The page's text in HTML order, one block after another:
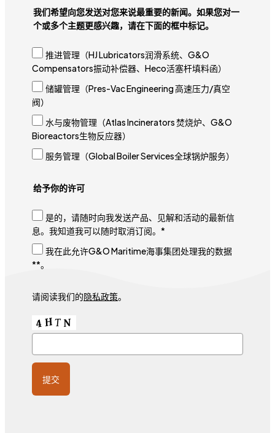
我们希望向您发送对您来说最重要的新闻。如果您对一
个或多个主题更感兴趣，请在下面的框中标记。
推进管理（HJ Lubricators润滑系统、G&O
Compensators振动补偿器、Heco活塞杆填料函）
储罐管理（Pres-Vac Engineering 高速压力/真空
阀）
水与废物管理（Atlas Incinerators 焚烧炉、G&O
Bioreactors生物反应器）
服务管理（Global Boiler Services全球锅炉服务）
给予你的许可
是的，请随时向我发送产品、见解和活动的最新信
息。我知道我可以随时取消订阅。*
我在此允许G&O Maritime海事集团处理我的数据
**。
请阅读我们的隐私政策。